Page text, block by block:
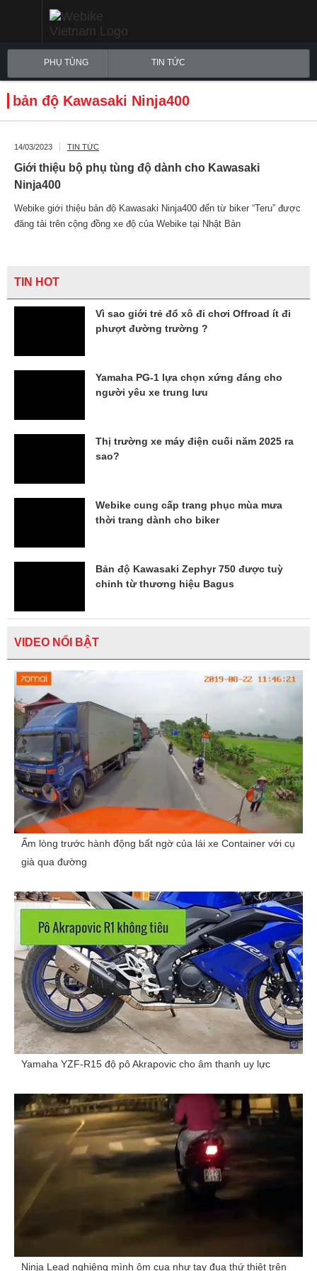
PHỤ TÙNG TIN TỨC
bản độ Kawasaki Ninja400
14/03/2023 TIN TỨC
Giới thiệu bộ phụ tùng độ dành cho Kawasaki
Ninja400
Webike giới thiệu bản độ Kawasaki Ninja400 đến từ biker “Teru” được
đăng tải trên cộng đồng xe độ của Webike tại Nhật Bản
TIN HOT
Vì sao giới trẻ đổ xô đi chơi Offroad ít đi
phượt đường trường ?
Yamaha PG-1 lựa chọn xứng đáng cho
người yêu xe trung lưu
Thị trường xe máy điện cuối năm 2025 ra
sao?
Webike cung cấp trang phục mùa mưa
thời trang dành cho biker
Bản độ Kawasaki Zephyr 750 được tuỳ
chỉnh từ thương hiệu Bagus
VIDEO NỔI BẬT
Ấm lòng trước hành động bất ngờ của lái xe Container với cụ
già qua đường
Yamaha YZF-R15 độ pô Akrapovic cho âm thanh uy lực
Ninja Lead nghiêng mình ôm cua như tay đua thứ thiệt trên